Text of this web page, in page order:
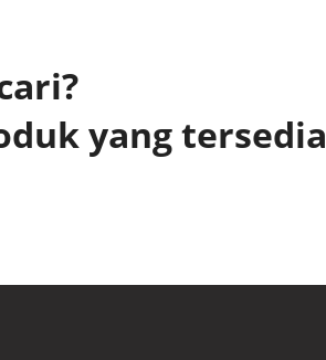
yang tersedia